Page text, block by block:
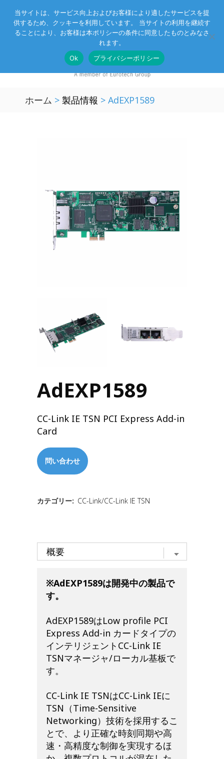
Eurotechグループ お客様サポート お問い合わせ
ホーム > 製品情報 > AdEXP1589
AdEXP1589
CC-Link IE TSN PCI Express Add-in
Card
問い合わせ
カテゴリー: CC-Link/CC-Link IE TSN
※AdEXP1589は開発中の製品で
す。
AdEXP1589はLow profile PCI
Express Add-in カードタイプの
インテリジェントCC-Link IE
TSNマネージャ/ローカル基板で
す。
CC-Link IE TSNはCC-Link IEに
TSN（Time-Sensitive
Networking）技術を採用するこ
とで、より正確な時刻同期や高
速・高精度な制御を実現するほ
当サイトは、サービス向上およびお客様により適したサービスを提
供するため、クッキーを利用しています。 当サイトの利用を継続す
ることにより、お客様は本ポリシーの条件に同意したものとみなさ
れます。
Ok
プライバシーポリシー